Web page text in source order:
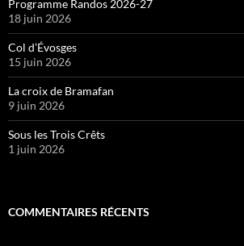
Programme Randos 2026-27
18 juin 2026
Col d’Évosges
15 juin 2026
La croix de Bramafan
9 juin 2026
Sous les Trois Crêts
1 juin 2026
COMMENTAIRES RÉCENTS